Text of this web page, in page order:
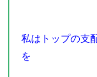
私はトップの支
を